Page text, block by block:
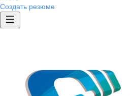
Создать резюме